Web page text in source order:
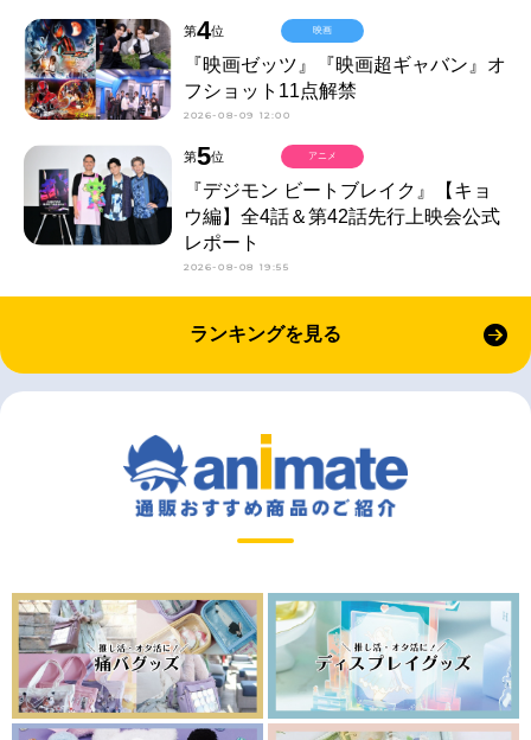
第4位
『映画ゼッツ』『映画超ギャバン』オ
フショット11点解禁
2026-08-09 12:00
映画
第5位
『デジモン ビートブレイク』【キョ
ウ編】全4話＆第42話先行上映会公式
レポート
2026-08-08 19:55
アニメ
ランキングを見る